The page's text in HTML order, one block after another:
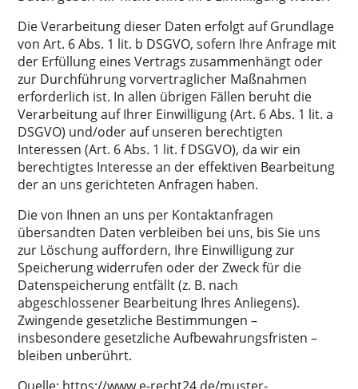
Die Verarbeitung dieser Daten erfolgt auf Grundlage
von Art. 6 Abs. 1 lit. b DSGVO, sofern Ihre Anfrage mit
der Erfüllung eines Vertrags zusammenhängt oder
zur Durchführung vorvertraglicher Maßnahmen
erforderlich ist. In allen übrigen Fällen beruht die
Verarbeitung auf Ihrer Einwilligung (Art. 6 Abs. 1 lit. a
DSGVO) und/oder auf unseren berechtigten
Interessen (Art. 6 Abs. 1 lit. f DSGVO), da wir ein
berechtigtes Interesse an der effektiven Bearbeitung
der an uns gerichteten Anfragen haben.
Die von Ihnen an uns per Kontaktanfragen
übersandten Daten verbleiben bei uns, bis Sie uns
zur Löschung auffordern, Ihre Einwilligung zur
Speicherung widerrufen oder der Zweck für die
Datenspeicherung entfällt (z. B. nach
abgeschlossener Bearbeitung Ihres Anliegens).
Zwingende gesetzliche Bestimmungen –
insbesondere gesetzliche Aufbewahrungsfristen –
bleiben unberührt.